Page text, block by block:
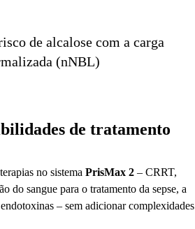
de alcalose com a carga
(nNBL)
de tratamento
no sistema PrisMax 2 – CRRT,
do sangue para o tratamento da sepse, a
– sem adicionar complexidades